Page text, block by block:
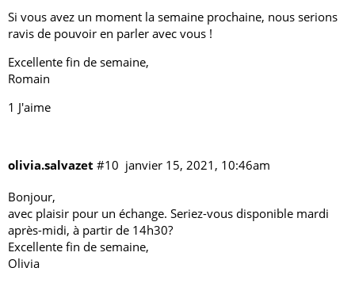
Si vous avez un moment la semaine prochaine, nous serions
ravis de pouvoir en parler avec vous !
Excellente fin de semaine,
Romain
1 J'aime
olivia.salvazet janvier 15, 2021, 10:46am
#10
Bonjour,
avec plaisir pour un échange. Seriez-vous disponible mardi
après-midi, à partir de 14h30?
Excellente fin de semaine,
Olivia